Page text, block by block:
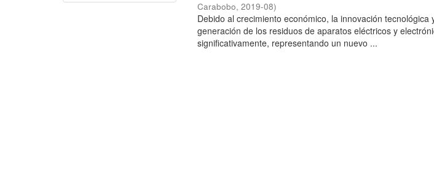
Carabobo,2019-08)
Debido al crecimiento económico, la innovación
generación de los residuos de aparatos eléctricos y
significativamente, representando un nuevo ...